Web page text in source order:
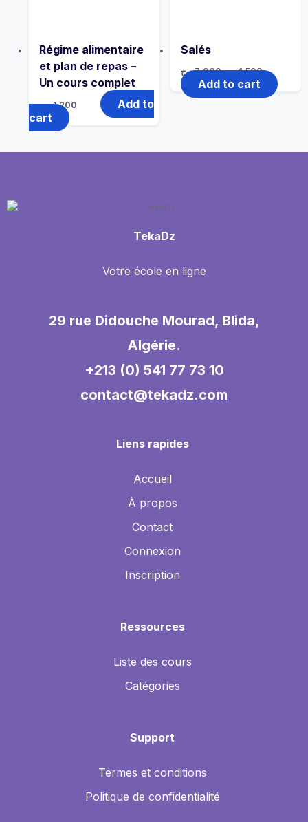
Régime alimentaire
et plan de repas –
Un cours complet
1,200 د.ج
Add to
cart
Salés
7,000 د.ج 4,500 د.ج
Add to cart
TekaDz
Votre école en ligne
29 rue Didouche Mourad, Blida,
Algérie.
+213 (0) 541 77 73 10
contact@tekadz.com
Liens rapides
Accueil
À propos
Contact
Connexion
Inscription
Ressources
Liste des cours
Catégories
Support
Termes et conditions
Politique de confidentialité